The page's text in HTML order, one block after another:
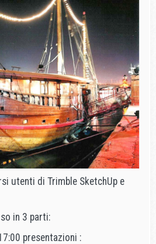
utenti di Trimble SketchUp e
in 3 parti:
presentazioni :